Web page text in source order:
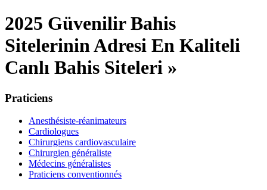
2025 Güvenilir Bahis
Sitelerinin Adresi En Kaliteli
Canlı Bahis Siteleri »
Praticiens
Anesthésiste-réanimateurs
Cardiologues
Chirurgiens cardiovasculaire
Chirurgien généraliste
Médecins généralistes
Praticiens conventionnés